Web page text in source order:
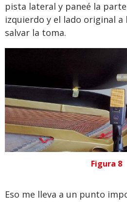
pista lateral y paneé la
izquierdo y el lado original a
salvar la toma.
Figura 8
Eso me lleva a un punto